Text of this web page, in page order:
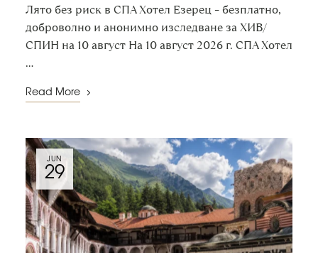
Лято без риск в СПА Хотел Езерец – безплатно,
доброволно и анонимно изследване за ХИВ/
СПИН на 10 август На 10 август 2026 г. СПА Хотел
…
Read More
JUN
29